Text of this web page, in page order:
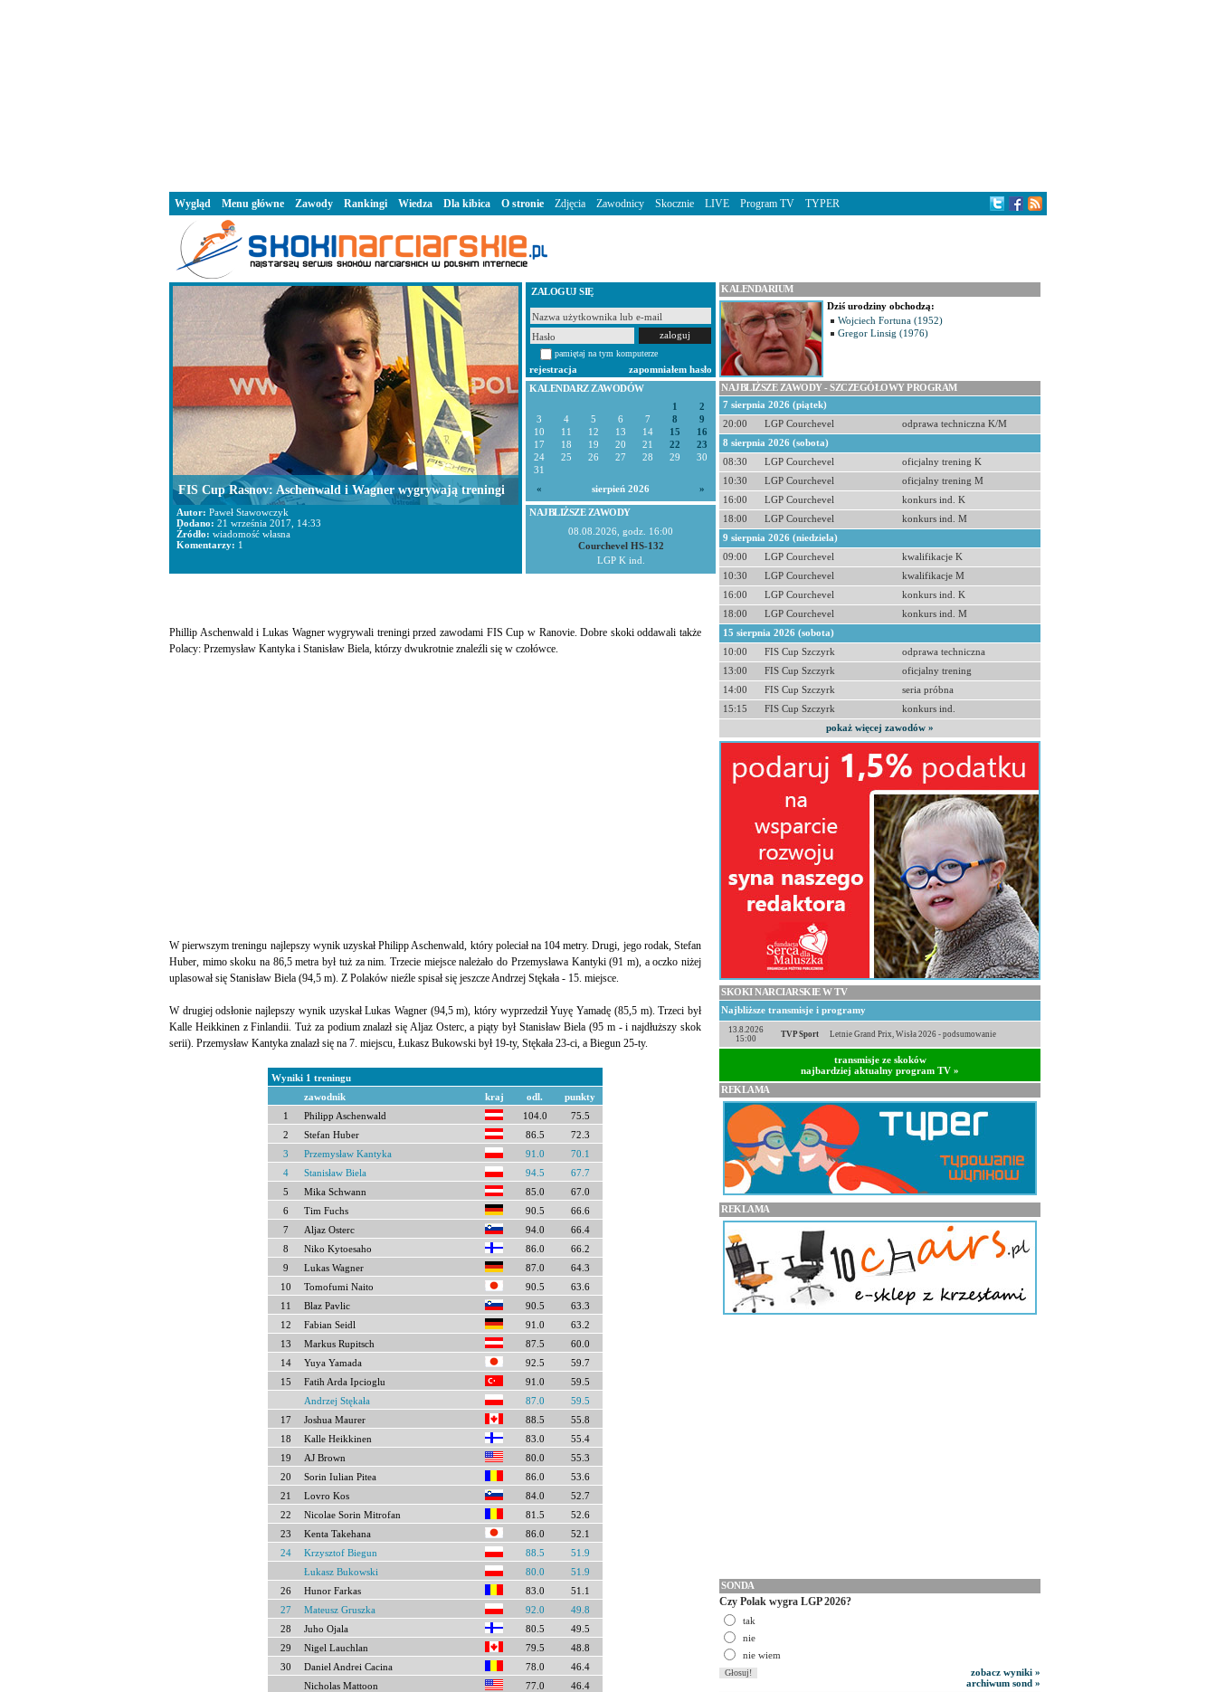
ZALOGUJ SIĘ
pamiętaj na tym komputerze
rejestracja
zapomniałem hasło
KALENDARZ ZAWODÓW
1
2
3
4 5 6 7 8
9
10
11 12 13 14 15
16
17
18 19 20 21 22
23
24
25 26 27 28 29
30
31
«
sierpień 2026 »
NAJBLIŻSZE ZAWODY
08.08.2026, godz. 16:00
Courchevel HS-132
LGP K ind.
Phillip Aschenwald i Lukas Wagner wygrywali treningi przed zawodami FIS Cup w Ranovie. Dobre skoki oddawali także
Polacy: Przemysław Kantyka i Stanisław Biela, którzy dwukrotnie znaleźli się w czołówce.
W pierwszym treningu najlepszy wynik uzyskał Philipp Aschenwald, który poleciał na 104 metry. Drugi, jego rodak, Stefan
Huber, mimo skoku na 86,5 metra był tuż za nim. Trzecie miejsce należało do Przemysława Kantyki (91 m), a oczko niżej
uplasował się Stanisław Biela (94,5 m). Z Polaków nieźle spisał się jeszcze Andrzej Stękała - 15. miejsce.
W drugiej odsłonie najlepszy wynik uzyskał Lukas Wagner (94,5 m), który wyprzedził Yuyę Yamadę (85,5 m). Trzeci był
Kalle Heikkinen z Finlandii. Tuż za podium znalazł się Aljaz Osterc, a piąty był Stanisław Biela (95 m - i najdłuższy skok
serii). Przemysław Kantyka znalazł się na 7. miejscu, Łukasz Bukowski był 19-ty, Stękała 23-ci, a Biegun 25-ty.
Wyniki 1 treningu
zawodnik
kraj odl.
punkty
1
Philipp Aschenwald 104.0
75.5
2
Stefan Huber 86.5
72.3
3
Przemysław Kantyka 91.0
70.1
4
Stanisław Biela 94.5
67.7
5
Mika Schwann 85.0
67.0
6
Tim Fuchs 90.5
66.6
7
Aljaz Osterc 94.0
66.4
8
Niko Kytoesaho 86.0
66.2
9
Lukas Wagner 87.0
64.3
10
Tomofumi Naito 90.5
63.6
11
Blaz Pavlic 90.5
63.3
12
Fabian Seidl 91.0
63.2
13
Markus Rupitsch 87.5
60.0
14
Yuya Yamada 92.5
59.7
15
Fatih Arda Ipcioglu 91.0
59.5
Andrzej Stękała
87.0
59.5
17
Joshua Maurer 88.5
55.8
18
Kalle Heikkinen 83.0
55.4
19
AJ Brown 80.0
55.3
20
Sorin Iulian Pitea 86.0
53.6
21
Lovro Kos 84.0
52.7
22
Nicolae Sorin Mitrofan 81.5
52.6
23
Kenta Takehana 86.0
52.1
24
Krzysztof Biegun 88.5
51.9
Łukasz Bukowski
80.0
51.9
26
Hunor Farkas 83.0
51.1
27
Mateusz Gruszka 92.0
49.8
28
Juho Ojala 80.5
49.5
29
Nigel Lauchlan 79.5
48.8
30
Daniel Andrei Cacina 78.0
46.4
Nicholas Mattoon
77.0
46.4
FIS Cup Rasnov: Aschenwald i Wagner wygrywają treningi
Autor: Paweł Stawowczyk
Dodano: 21 września 2017, 14:33
Źródło: wiadomość własna
Komentarzy: 1
KALENDARIUM
Dziś urodziny obchodzą:
Wojciech Fortuna (1952)
Gregor Linsig (1976)
NAJBLIŻSZE ZAWODY - SZCZEGÓŁOWY PROGRAM
7 sierpnia 2026 (piątek)
20:00
LGP Courchevel
odprawa techniczna K/M
8 sierpnia 2026 (sobota)
08:30
LGP Courchevel
oficjalny trening K
10:30
LGP Courchevel
oficjalny trening M
16:00
LGP Courchevel
konkurs ind. K
18:00
LGP Courchevel
konkurs ind. M
9 sierpnia 2026 (niedziela)
09:00
LGP Courchevel
kwalifikacje K
10:30
LGP Courchevel
kwalifikacje M
16:00
LGP Courchevel
konkurs ind. K
18:00
LGP Courchevel
konkurs ind. M
15 sierpnia 2026 (sobota)
10:00
FIS Cup Szczyrk
odprawa techniczna
13:00
FIS Cup Szczyrk
oficjalny trening
14:00
FIS Cup Szczyrk
seria próbna
15:15
FIS Cup Szczyrk
konkurs ind.
pokaż więcej zawodów »
SKOKI NARCIARSKIE W TV
Najbliższe transmisje i programy
13.8.2026
15:00
TVP Sport Letnie Grand Prix, Wisła 2026 - podsumowanie
transmisje ze skoków
najbardziej aktualny program TV »
REKLAMA
REKLAMA
SONDA
Czy Polak wygra LGP 2026?
tak
nie
nie wiem
zobacz wyniki »
archiwum sond »
Wygląd Menu główne Zawody Rankingi Wiedza Dla kibica O stronie Zdjęcia Zawodnicy Skocznie LIVE Program TV TYPER